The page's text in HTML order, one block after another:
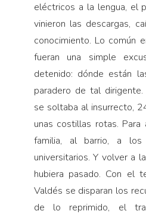
eléctricos a la lengua, el
vinieron las descargas,
conocimiento. Lo común
fueran una simple
detenido: dónde están
paradero de tal
se soltaba al insurrecto,
unas costillas rotas.
familia, al barrio, a
universitarios. Y volver a
hubiera pasado. Con el
Valdés se disparan los
de lo reprimido, el